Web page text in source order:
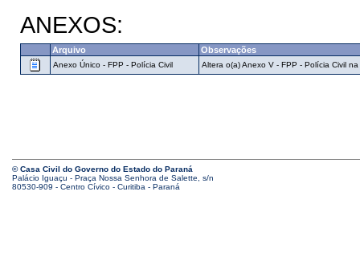
ANEXOS:
Arquivo Observações
Anexo Único - FPP - Polícia Civil Altera o(a) Anexo V - FPP - Polícia Civil na
© Casa Civil do Governo do Estado do Paraná
Palácio Iguaçu - Praça Nossa Senhora de Salette, s/n
80530-909 - Centro Cívico - Curitiba - Paraná